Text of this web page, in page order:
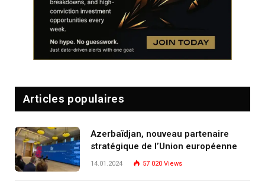
Articles populaires
Azerbaïdjan, nouveau partenaire
stratégique de l’Union européenne
14.01.2024 57 020 Views